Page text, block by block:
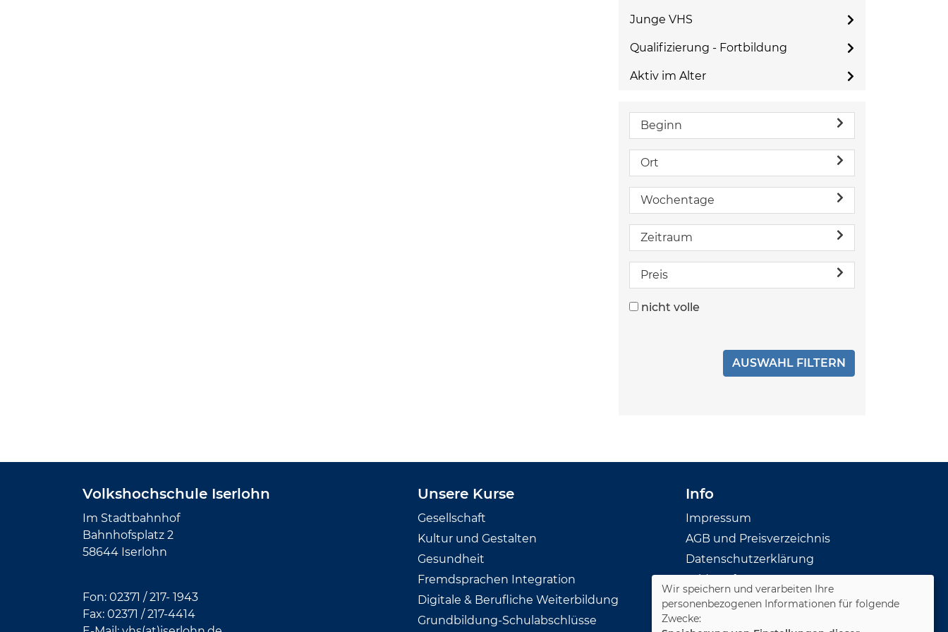
Junge VHS
Qualifizierung - Fortbildung
Aktiv im Alter
Beginn
Ort
Wochentage
Zeitraum
Preis
nicht volle
Volkshochschule Iserlohn
Im Stadtbahnhof
Bahnhofsplatz 2
58644 Iserlohn
Fon: 02371 / 217- 1943
Fax: 02371 /217-4414
Unsere Kurse
Gesellschaft
Kultur und Gestalten
Gesundheit
Fremdsprachen Integration
Digitale & Berufliche Weiterbildung
Grundbildung-Schulabschlüsse
Info
Impressum
AGB und Preisverzeichnis
Datenschutzerklärung
Widerruf
Cookie Einstellungen
Wir speichern und verarbeiten Ihre
personenbezogenen Informationen für folgende
Zwecke: